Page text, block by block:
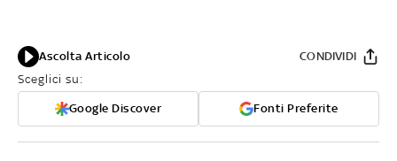
Ascolta Articolo
Sceglici su:
Google Discover Fonti Preferite
CONDIVIDI